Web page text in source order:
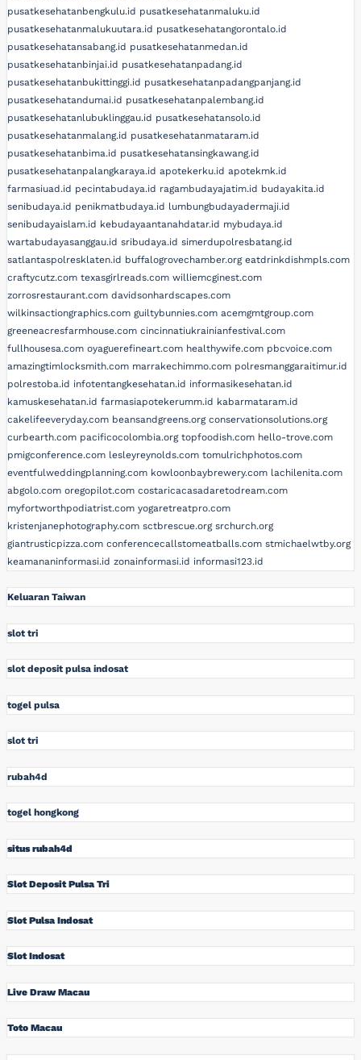
pusatkesehatanbengkulu.id pusatkesehatanmaluku.id
pusatkesehatanmalukuutara.id pusatkesehatangorontalo.id
pusatkesehatansabang.id pusatkesehatanmedan.id
pusatkesehatanbinjai.id pusatkesehatanpadang.id
pusatkesehatanbukittinggi.id pusatkesehatanpadangpanjang.id
pusatkesehatandumai.id pusatkesehatanpalembang.id
pusatkesehatanlubuklinggau.id pusatkesehatansolo.id
pusatkesehatanmalang.id pusatkesehatanmataram.id
pusatkesehatanbima.id pusatkesehatansingkawang.id
pusatkesehatanpalangkaraya.id apotekerku.id apotekmk.id
farmasiuad.id pecintabudaya.id ragambudayajatim.id budayakita.id
senibudaya.id penikmatbudaya.id lumbungbudayadermaji.id
senibudayaislam.id kebudayaantanahdatar.id mybudaya.id
wartabudayasanggau.id sribudaya.id simerdupolresbatang.id
satlantaspolresklaten.id buffalogrovechamber.org eatdrinkdishmpls.com
craftycutz.com texasgirlreads.com williemcginest.com
zorrosrestaurant.com davidsonhardscapes.com
wilkinsactiongraphics.com guiltybunnies.com acemgmtgroup.com
greeneacresfarmhouse.com cincinnatiukrainianfestival.com
fullhousesa.com oyaguerefineart.com healthywife.com pbcvoice.com
amazingtimlocksmith.com marrakechimmo.com polresmanggaraitimur.id
polrestoba.id infotentangkesehatan.id informasikesehatan.id
kamuskesehatan.id farmasiapotekerumm.id kabarmataram.id
cakelifeeveryday.com beansandgreens.org conservationsolutions.org
curbearth.com pacificocolombia.org topfoodish.com hello-trove.com
pmigconference.com lesleyreynolds.com tomulrichphotos.com
eventfulweddingplanning.com kowloonbaybrewery.com lachilenita.com
abgolo.com oregopilot.com costaricacasadaretodream.com
myfortworthpodiatrist.com yogaretreatpro.com
kristenjanephotography.com sctbrescue.org srchurch.org
giantrusticpizza.com conferencecallstomeatballs.com stmichaelwtby.org
keamananinformasi.id zonainformasi.id informasi123.id
Keluaran Taiwan
slot tri
slot deposit pulsa indosat
togel pulsa
slot tri
rubah4d
togel hongkong
situs rubah4d
Slot Deposit Pulsa Tri
Slot Pulsa Indosat
Slot Indosat
Live Draw Macau
Toto Macau